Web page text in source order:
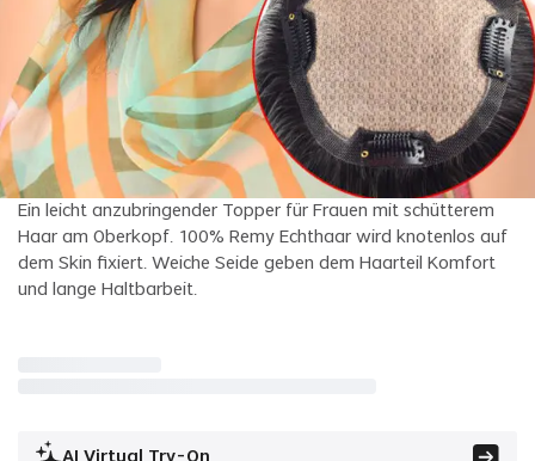
Ein leicht anzubringender Topper für Frauen mit schütterem
Haar am Oberkopf. 100% Remy Echthaar wird knotenlos auf
dem Skin fixiert. Weiche Seide geben dem Haarteil Komfort
und lange Haltbarbeit.